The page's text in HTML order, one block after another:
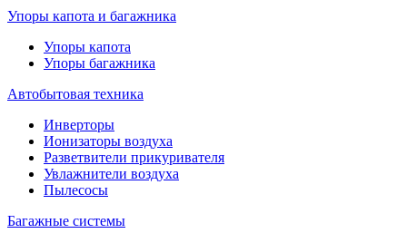
Упоры капота и багажника
Упоры капота
Упоры багажника
Автобытовая техника
Инверторы
Ионизаторы воздуха
Разветвители прикуривателя
Увлажнители воздуха
Пылесосы
Багажные системы